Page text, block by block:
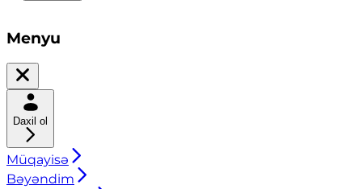
Menyu
Daxil ol
Müqayisə
Bəyəndim